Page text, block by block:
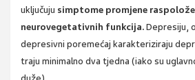
uključuju simptome promjene
neurovegetativnih funkcija.Depresiju,
depresivni poremećaj karakteriziraju
traju minimalno dva tjedna (iako su